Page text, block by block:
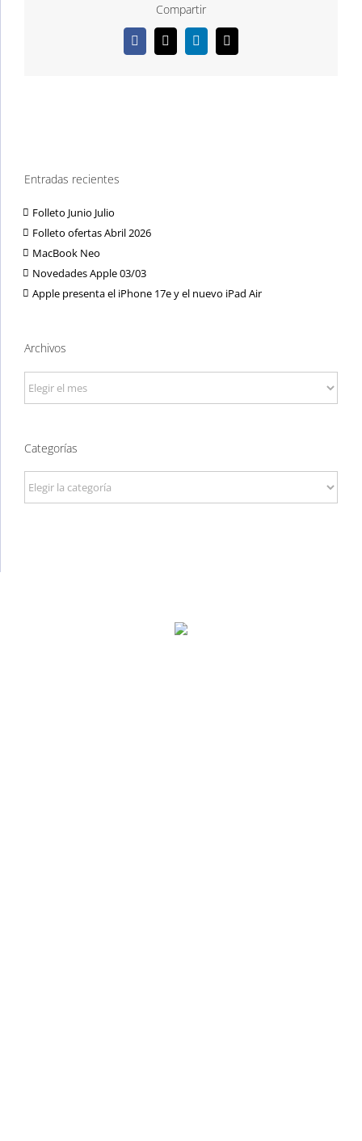
Compartir
Facebook
X LinkedInCorreo
electrónico
Entradas recientes
Folleto Junio Julio
Folleto ofertas Abril 2026
MacBook Neo
Novedades Apple 03/03
Apple presenta el iPhone 17e y el nuevo iPad Air
Archivos
Archivos
Categorías
Categorías